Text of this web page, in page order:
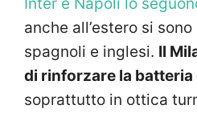
anche all’estero si
spagnoli e inglesi. Il
di rinforzare la
soprattutto in ottica